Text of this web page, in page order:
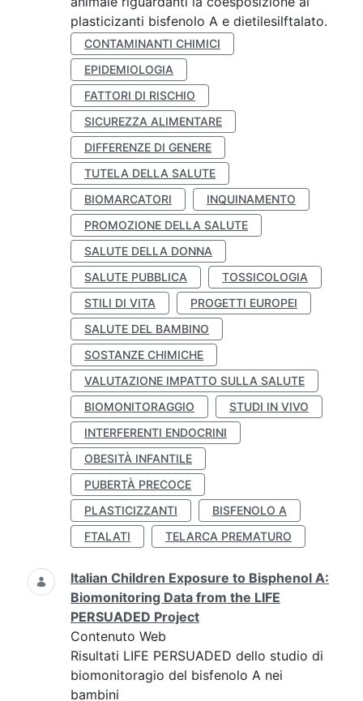
plasticizanti bisfenolo A e dietilesilftalato.
CONTAMINANTI CHIMICI
EPIDEMIOLOGIA
FATTORI DI RISCHIO
SICUREZZA ALIMENTARE
DIFFERENZE DI GENERE
TUTELA DELLA SALUTE
BIOMARCATORI
INQUINAMENTO
PROMOZIONE DELLA SALUTE
SALUTE DELLA DONNA
SALUTE PUBBLICA
TOSSICOLOGIA
STILI DI VITA
PROGETTI EUROPEI
SALUTE DEL BAMBINO
SOSTANZE CHIMICHE
VALUTAZIONE IMPATTO SULLA SALUTE
BIOMONITORAGGIO
STUDI IN VIVO
INTERFERENTI ENDOCRINI
OBESITÀ INFANTILE
PUBERTÀ PRECOCE
PLASTICIZZANTI
BISFENOLO A
FTALATI
TELARCA PREMATURO
Italian Children Exposure to Bisphenol A:
Biomonitoring Data from the LIFE
PERSUADED Project
Contenuto Web
Risultati LIFE PERSUADED dello studio di
biomonitoragio del bisfenolo A nei
bambini